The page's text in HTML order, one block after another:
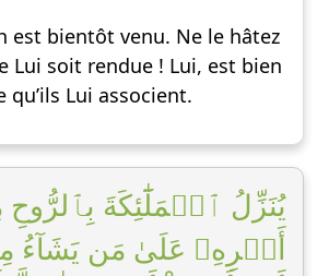
est bientôt venu. Ne le hâtez
Lui soit rendue ! Lui, est bien
qu’ils Lui associent.
يُنَزِّلُ ٱلۡمَلَٰٓئِكَةَ
أَمۡرِهِۦ عَلَىٰ مَن يَشَآءُ